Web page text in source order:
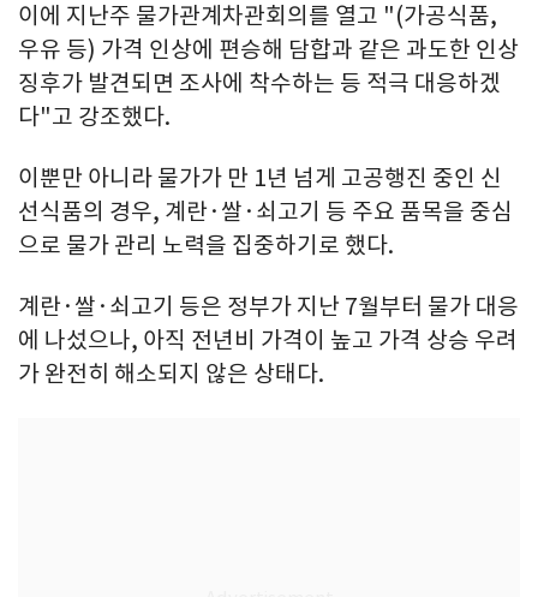
이에 지난주 물가관계차관회의를 열고 "(가공식품,
우유 등) 가격 인상에 편승해 담합과 같은 과도한 인상
징후가 발견되면 조사에 착수하는 등 적극 대응하겠
다"고 강조했다.
이뿐만 아니라 물가가 만 1년 넘게 고공행진 중인 신
선식품의 경우, 계란·쌀·쇠고기 등 주요 품목을 중심
으로 물가 관리 노력을 집중하기로 했다.
계란·쌀·쇠고기 등은 정부가 지난 7월부터 물가 대응
에 나섰으나, 아직 전년비 가격이 높고 가격 상승 우려
가 완전히 해소되지 않은 상태다.